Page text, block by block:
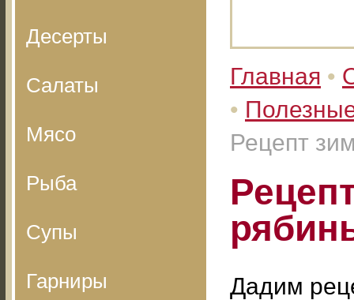
Десерты
Салаты
Мясо
Рыба
Супы
Гарниры
Главная •
•
Рецепт
Дадим